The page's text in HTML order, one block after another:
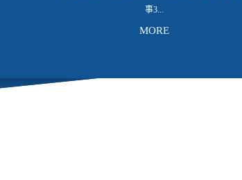
事3...
年的经营和扩张，公司已经初具规模，成为跨行
MORE